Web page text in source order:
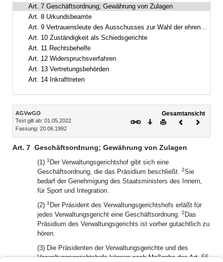
Art. 7 Geschäftsordnung; Gewährung von Zulagen
Art. 8 Urkundsbeamte
Art. 9 Vertrauensleute des Ausschusses zur Wahl der ehrenamtlichen Richter
Art. 10 Zuständigkeit als Schiedsgerichte
Art. 11 Rechtsbehelfe
Art. 12 Widerspruchsverfahren
Art. 13 Vertretungsbehörden
Art. 14 Inkrafttreten
Inhalt
AGVwGO
Text gilt ab: 01.05.2022
Fassung: 20.06.1992
Gesamtansicht
Download
DruckenVorheriges
Art. 7 Geschäftsordnung; Gewährung von Zulagen
(1) 1 Der Verwaltungsgerichtshof gibt sich eine
Geschäftsordnung, die das Präsidium beschließt. 2Sie
bedarf der Genehmigung des Staatsministers des Innern,
für Sport und Integration.
(2) 1 Der Präsident des Verwaltungsgerichtshofs erläßt für
jedes Verwaltungsgericht eine Geschäftsordnung. 2 Das
Präsidium des Verwaltungsgerichts ist vorher gutachtlich zu
hören.
(3) Die Präsidenten der Verwaltungsgerichte und des
Verwaltungsgerichtshofs können nach Maßgabe des Art. 56